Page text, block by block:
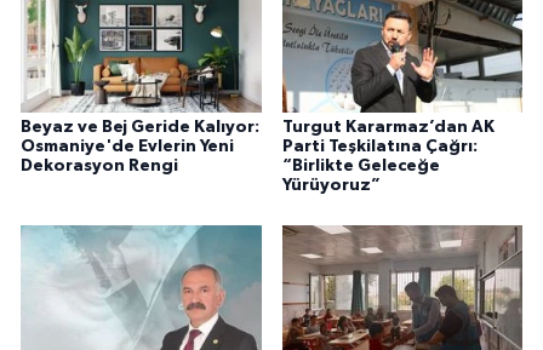
Beyaz ve Bej Geride Kalıyor:
Osmaniye'de Evlerin Yeni
Dekorasyon Rengi
Turgut Kararmaz’dan AK
Parti Teşkilatına Çağrı:
“Birlikte Geleceğe
Yürüyoruz”